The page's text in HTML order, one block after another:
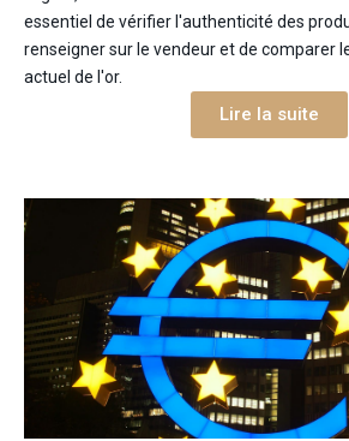
essentiel de vérifier l'authenticité des
renseigner sur le vendeur et de comparer
actuel de l'or.
Lire la suite